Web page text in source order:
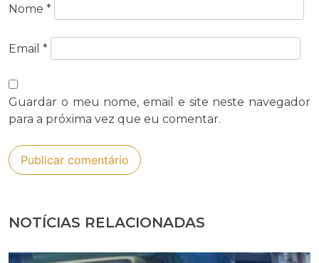
Nome *
Email *
Guardar o meu nome, email e site neste navegador
para a próxima vez que eu comentar.
NOTÍCIAS RELACIONADAS